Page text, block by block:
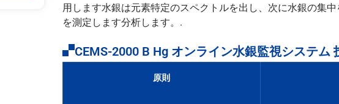
用します水銀は元素特定のスペクトルを出し、次に水銀の集
を測定します分析します。.
CEMS-2000 B Hg オンライン水銀監視システム
原則